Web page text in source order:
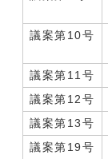
議案第10号
議案第11号
議案第12号
議案第13号
議案第19号